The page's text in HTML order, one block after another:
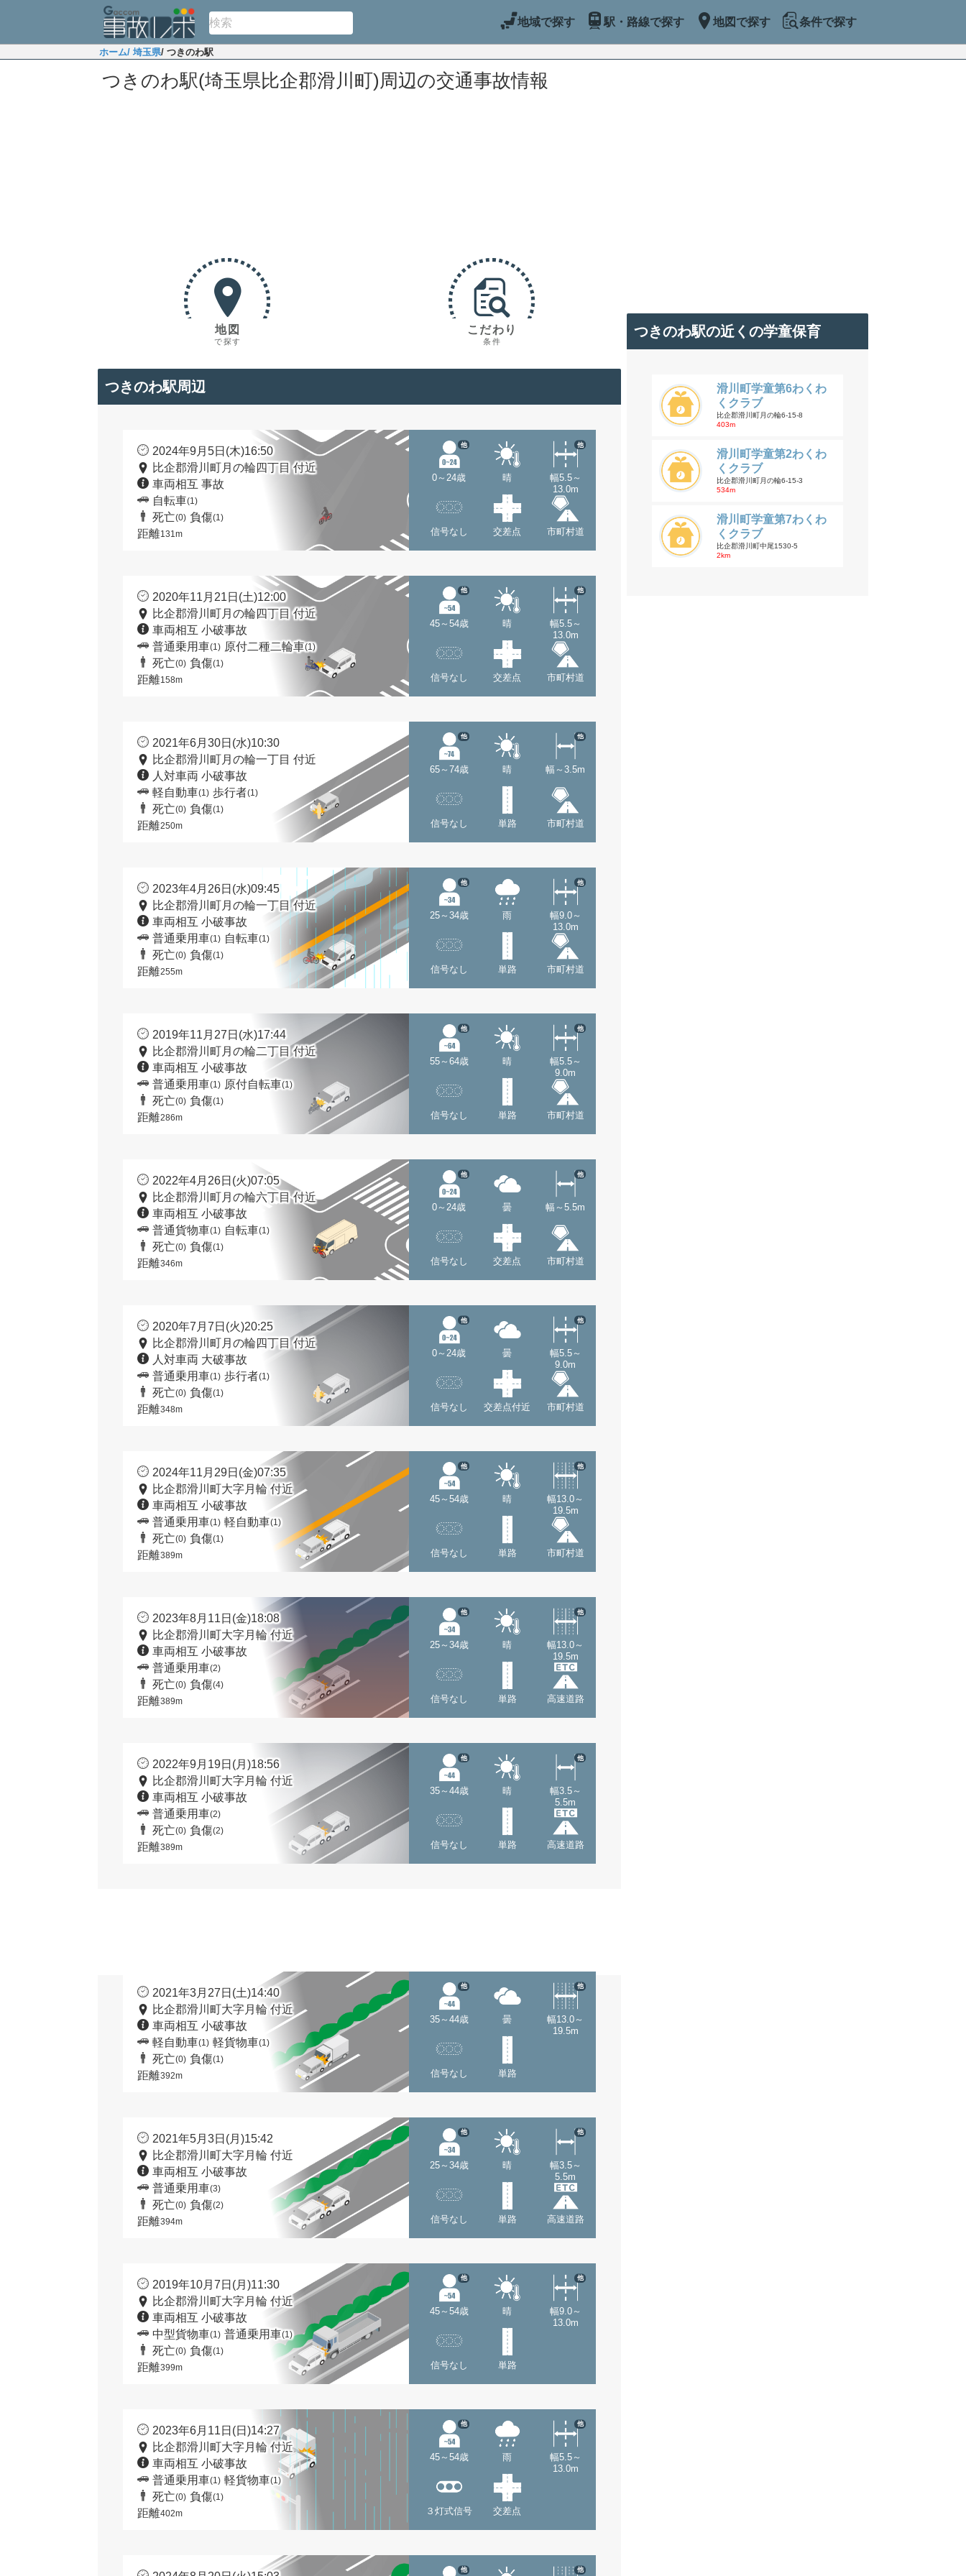
地域で探す 駅・路線で探す 地図で探す 条件で探す
ホーム/ 埼玉県/ つきのわ駅
つきのわ駅(埼玉県比企郡滑川町)周辺の交通事故情報
地図
で探す
こだわり
条件
つきのわ駅周辺
2024年9月5日(木)16:50
比企郡滑川町月の輪四丁目 付近
車両相互 事故
自転車(1)
死亡(0) 負傷(1)
距離131m
0～24歳
他
晴
幅5.5～
13.0m
他
信号なし 交差点 市町村道
2020年11月21日(土)12:00
比企郡滑川町月の輪四丁目 付近
車両相互 小破事故
普通乗用車(1) 原付二種二輪車(1)
死亡(0) 負傷(1)
距離158m
45～54歳
他
晴
幅5.5～
13.0m
他
信号なし 交差点 市町村道
2021年6月30日(水)10:30
比企郡滑川町月の輪一丁目 付近
人対車両 小破事故
軽自動車(1) 歩行者(1)
死亡(0) 負傷(1)
距離250m
65～74歳
他
晴 幅～3.5m
他
信号なし 単路 市町村道
2023年4月26日(水)09:45
比企郡滑川町月の輪一丁目 付近
車両相互 小破事故
普通乗用車(1) 自転車(1)
死亡(0) 負傷(1)
距離255m
25～34歳
他
雨
幅9.0～
13.0m
他
信号なし 単路 市町村道
2019年11月27日(水)17:44
比企郡滑川町月の輪二丁目 付近
車両相互 小破事故
普通乗用車(1) 原付自転車(1)
死亡(0) 負傷(1)
距離286m
55～64歳
他
晴
幅5.5～
9.0m
他
信号なし 単路 市町村道
2022年4月26日(火)07:05
比企郡滑川町月の輪六丁目 付近
車両相互 小破事故
普通貨物車(1) 自転車(1)
死亡(0) 負傷(1)
距離346m
0～24歳
他
曇 幅～5.5m
他
信号なし 交差点 市町村道
2020年7月7日(火)20:25
比企郡滑川町月の輪四丁目 付近
人対車両 大破事故
普通乗用車(1) 歩行者(1)
死亡(0) 負傷(1)
距離348m
0～24歳
他
曇
幅5.5～
9.0m
他
信号なし 交差点付近 市町村道
2024年11月29日(金)07:35
比企郡滑川町大字月輪 付近
車両相互 小破事故
普通乗用車(1) 軽自動車(1)
死亡(0) 負傷(1)
距離389m
45～54歳
他
晴
幅13.0～
19.5m
他
信号なし 単路 市町村道
2023年8月11日(金)18:08
比企郡滑川町大字月輪 付近
車両相互 小破事故
普通乗用車(2)
死亡(0) 負傷(4)
距離389m
25～34歳
他
晴
幅13.0～
19.5m
他
信号なし 単路 高速道路
2022年9月19日(月)18:56
比企郡滑川町大字月輪 付近
車両相互 小破事故
普通乗用車(2)
死亡(0) 負傷(2)
距離389m
35～44歳
他
晴
幅3.5～
5.5m
他
信号なし 単路 高速道路
2021年3月27日(土)14:40
比企郡滑川町大字月輪 付近
車両相互 小破事故
軽自動車(1) 軽貨物車(1)
死亡(0) 負傷(1)
距離392m
35～44歳
他
曇
幅13.0～
19.5m
他
信号なし 単路
2021年5月3日(月)15:42
比企郡滑川町大字月輪 付近
車両相互 小破事故
普通乗用車(3)
死亡(0) 負傷(2)
距離394m
25～34歳
他
晴
幅3.5～
5.5m
他
信号なし 単路 高速道路
2019年10月7日(月)11:30
比企郡滑川町大字月輪 付近
車両相互 小破事故
中型貨物車(1) 普通乗用車(1)
死亡(0) 負傷(1)
距離399m
45～54歳
他
晴
幅9.0～
13.0m
他
信号なし 単路
2023年6月11日(日)14:27
比企郡滑川町大字月輪 付近
車両相互 小破事故
普通乗用車(1) 軽貨物車(1)
死亡(0) 負傷(1)
距離402m
45～54歳
他
雨
幅5.5～
13.0m
他
３灯式信号 交差点
他 他
つきのわ駅の近くの学童保育
滑川町学童第6わくわ
くクラブ
比企郡滑川町月の輪6-15-8
403m
滑川町学童第2わくわ
くクラブ
比企郡滑川町月の輪6-15-3
534m
滑川町学童第7わくわ
くクラブ
比企郡滑川町中尾1530-5
2km